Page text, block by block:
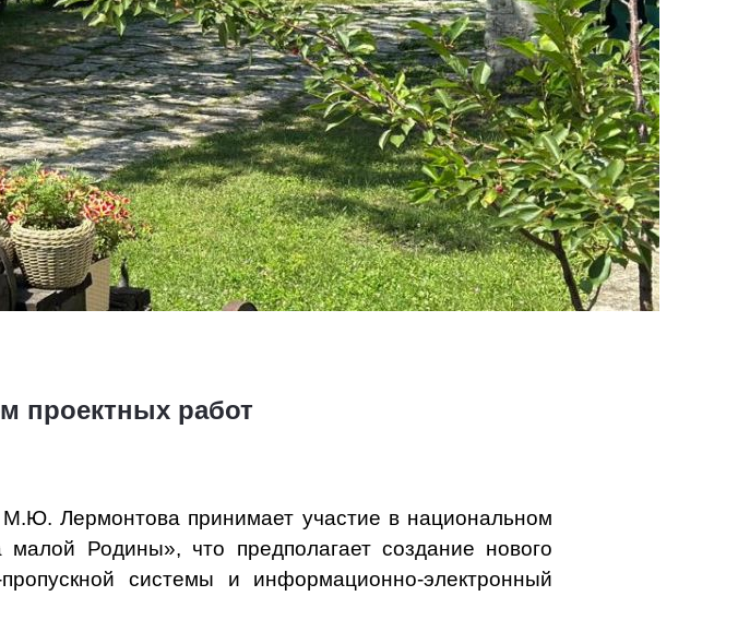
проектных работ
Лермонтова принимает участие в национальном
Родины», что предполагает создание нового
системы и информационно-электронный